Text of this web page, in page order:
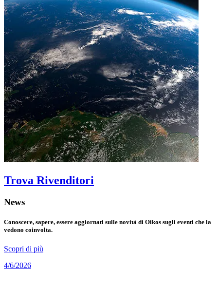
Trova Rivenditori
News
Conoscere, sapere, essere aggiornati sulle novità di Oikos sugli eventi che la
vedono coinvolta.
Scopri di più
4/6/2026